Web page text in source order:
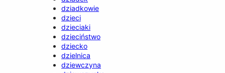
dziadkowie
dzieci
dzieciaki
dzieciństwo
dziecko
dzielnica
dziewczyna